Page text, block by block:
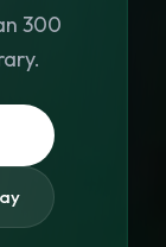
300